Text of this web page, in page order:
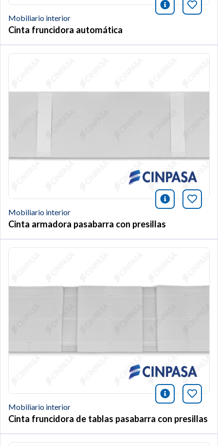
icono
Mobiliario interior
Cinta fruncidora automática
icono
Mobiliario interior
Cinta armadora pasabarra con presillas
icono
Mobiliario interior
Cinta fruncidora de tablas pasabarra con presillas